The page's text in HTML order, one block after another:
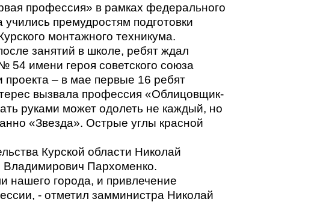
профессия» в рамках федерального
премудростям подготовки
монтажного техникума.
занятий в школе, ребят ждал
имени героя советского союза
проекта – в мае первые 16 ребят
вызвала профессия «Облицовщик-
руками может одолеть не каждый, но
«Звезда». Острые углы красной
Курской области Николай
Владимирович Пархоменко.
нашего города, и привлечение
- отметил замминистра Николай